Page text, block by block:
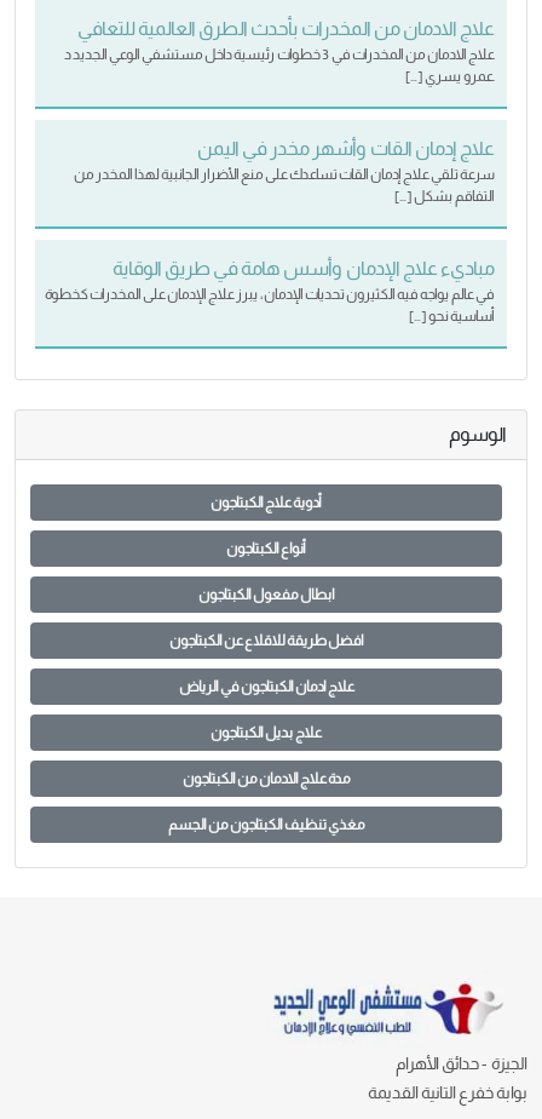
علاج الادمان من المخدرات بأحدث الطرق العالمية للتعافي
علاج الادمان من المخدرات في 3 خطوات رئيسية داخل مستشفي الوعي الجديد د
.عمرو يسري […]
علاج إدمان القات وأشهر مخدر في اليمن
سرعة تلقي علاج إدمان القات تساعدك على منع الأضرار الجانبية لهذا المخدر من
التفاقم بشكل […]
مباديء علاج الإدمان وأسس هامة في طريق الوقاية
في عالم يواجه فيه الكثيرون تحديات الإدمان، يبرز علاج الإدمان على المخدرات كخطوة
أساسية نحو […]
الوسوم
أدوية علاج الكبتاجون
أنواع الكبتاجون
ابطال مفعول الكبتاجون
افضل طريقة للاقلاع عن الكبتاجون
علاج ادمان الكبتاجون في الرياض
علاج بديل الكبتاجون
مدة علاج الادمان من الكبتاجون
مغذي تنظيف الكبتاجون من الجسم
الجيزة - حدائق الأهرام
بوابة خفرع التانية القديمة